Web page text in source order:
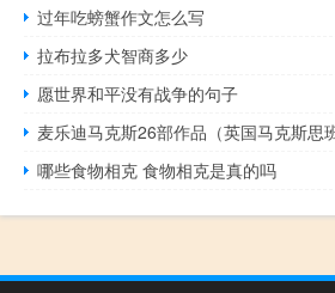
过年吃螃蟹作文怎么写
拉布拉多犬智商多少
愿世界和平没有战争的句子
麦乐迪马克斯26部作品（英国马克斯思
哪些食物相克 食物相克是真的吗